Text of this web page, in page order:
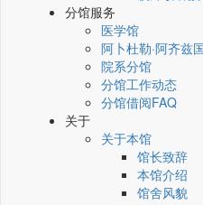
分馆服务
医学馆
阿卜杜勒·阿齐兹
院系分馆
分馆工作动态
分馆借阅FAQ
关于
关于本馆
馆长致辞
本馆介绍
馆舍风貌